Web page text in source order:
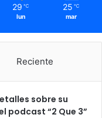
29 ℃
lun
25 ℃
mar
Reciente
sobre su
podcast “2 Que 3”